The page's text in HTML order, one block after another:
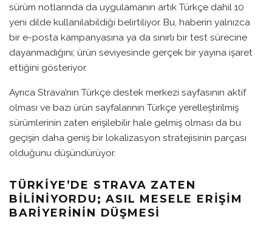
sürüm notlarında da uygulamanın artık Türkçe dahil 10
yeni dilde kullanılabildiği belirtiliyor. Bu, haberin yalnızca
bir e-posta kampanyasına ya da sınırlı bir test sürecine
dayanmadığını; ürün seviyesinde gerçek bir yayına işaret
ettiğini gösteriyor.
Ayrıca Strava’nın Türkçe destek merkezi sayfasının aktif
olması ve bazı ürün sayfalarının Türkçe yerelleştirilmiş
sürümlerinin zaten erişilebilir hale gelmiş olması da bu
geçişin daha geniş bir lokalizasyon stratejisinin parçası
olduğunu düşündürüyor.
TÜRKIYE’DE STRAVA ZATEN
BILINIYORDU; ASIL MESELE ERIŞIM
BARIYERININ DÜŞMESI